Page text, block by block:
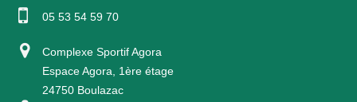
05 53 54 59 70
Complexe Sportif Agora
Espace Agora, 1ère étage
24750 Boulazac